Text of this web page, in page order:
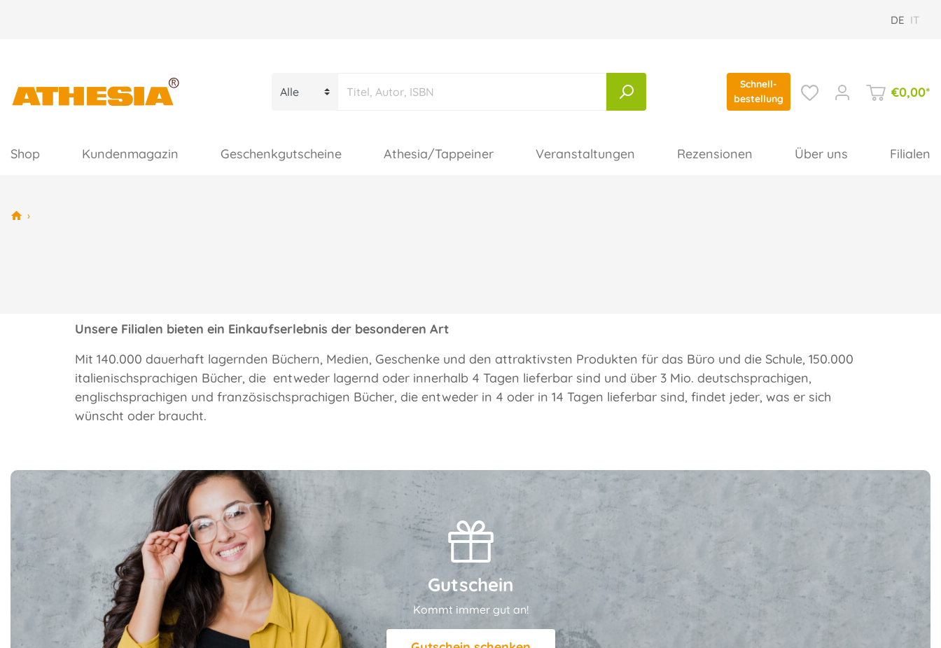
DE IT
Schnell-
bestellung
€0,00*
Shop Kundenmagazin Geschenkgutscheine Athesia/Tappeiner Veranstaltungen Rezensionen Über uns Filialen
›
Unsere Filialen bieten ein Einkaufserlebnis der besonderen Art
Mit 140.000 dauerhaft lagernden Büchern, Medien, Geschenke und den attraktivsten Produkten für das Büro und die Schule, 150.000
italienischsprachigen Bücher, die entweder lagernd oder innerhalb 4 Tagen lieferbar sind und über 3 Mio. deutschsprachigen,
englischsprachigen und französischsprachigen Bücher, die entweder in 4 oder in 14 Tagen lieferbar sind, findet jeder, was er sich
wünscht oder braucht.
Gutschein
Kommt immer gut an!